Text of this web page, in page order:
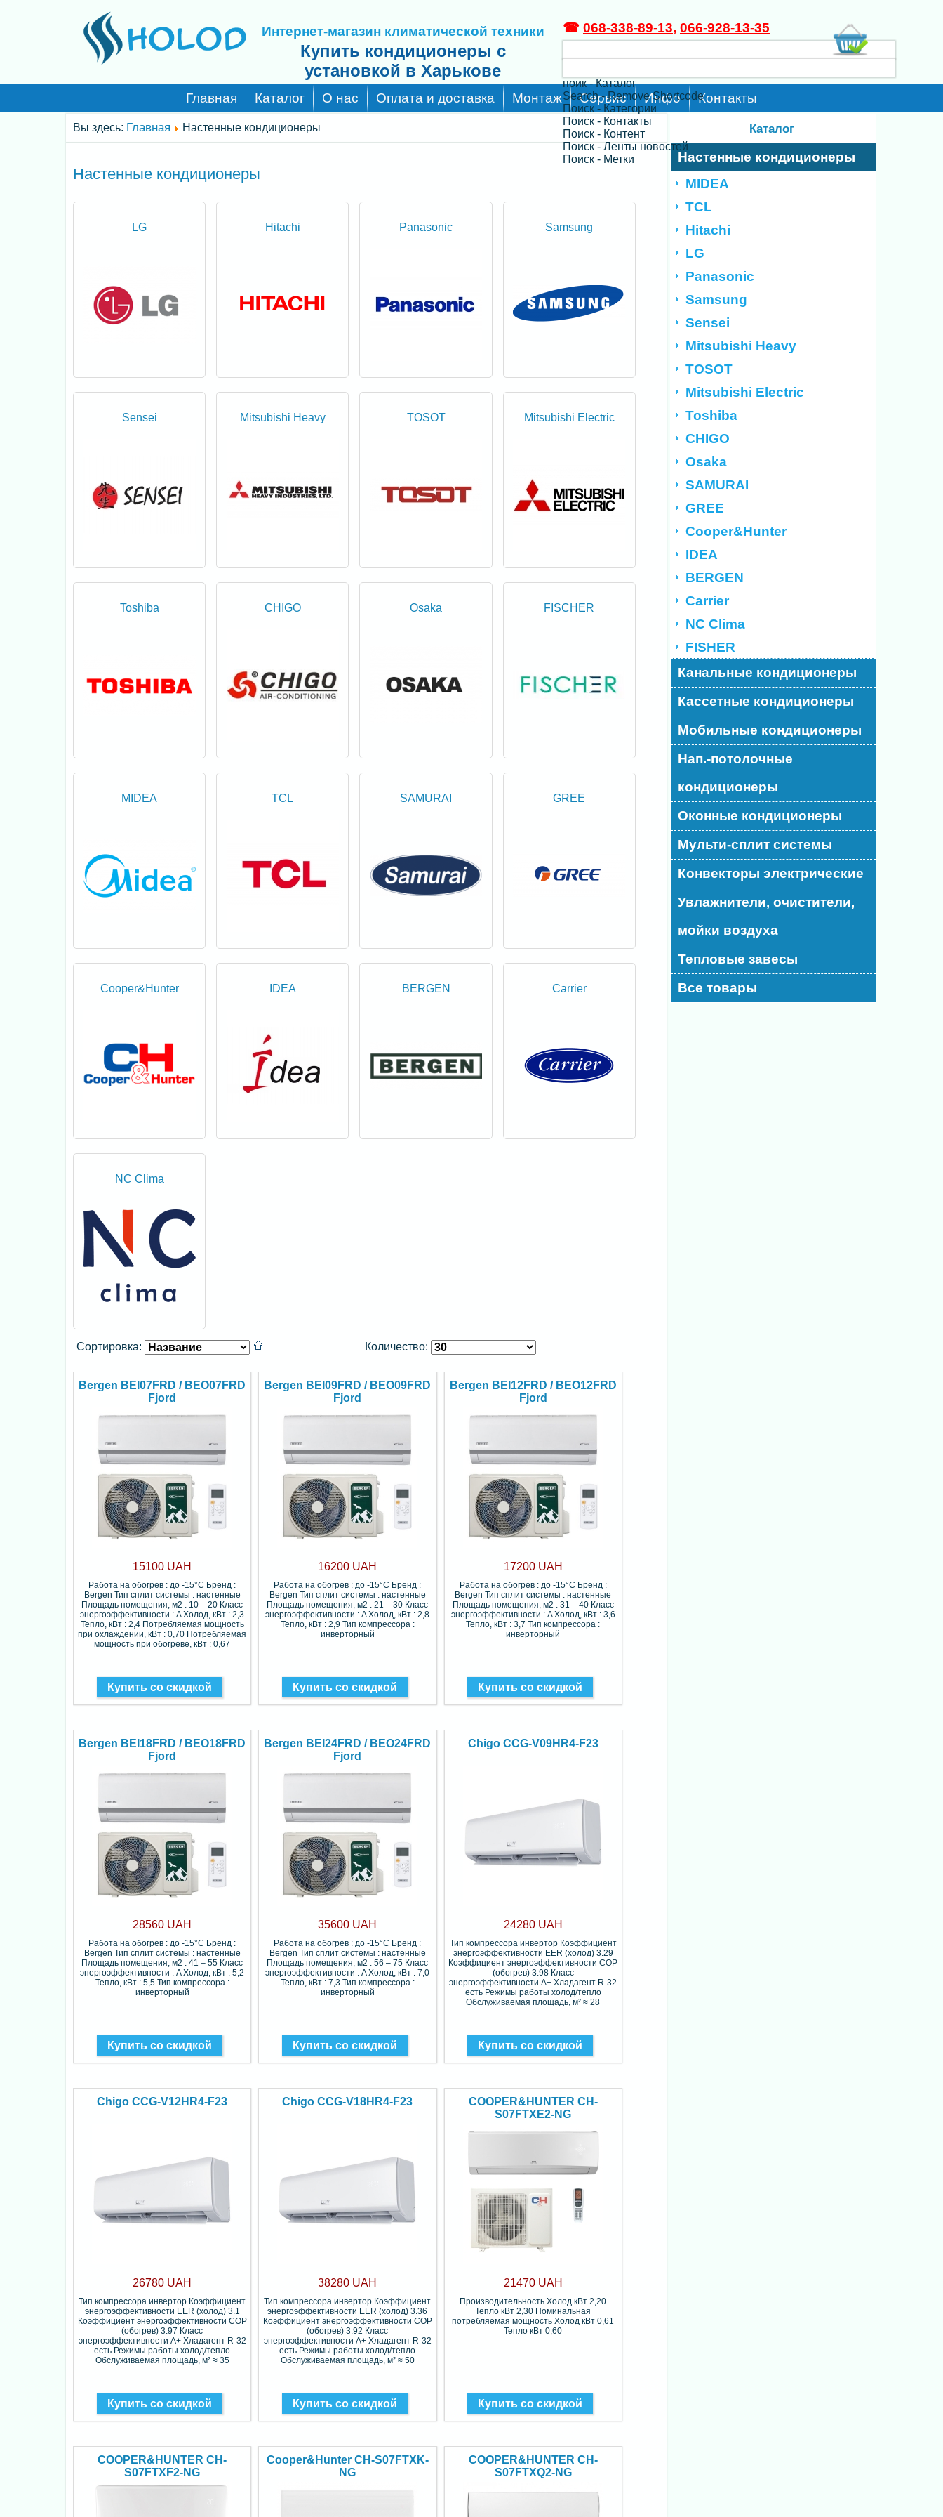
Интернет-магазин климатической техники
Купить кондиционеры с
установкой в Харькове
поик - Каталог
Search - Remove Shortcode
Поиск - Категории
Поиск - Контакты
Поиск - Контент
Поиск - Ленты новостей
Поиск - Метки
☎ 068-338-89-13, 066-928-13-35
Главная Каталог О нас Оплата и доставка Монтаж Сервис Инфо Контакты
Вы здесь: Главная Настенные кондиционеры
Настенные кондиционеры
LG Hitachi Panasonic Samsung
Sensei Mitsubishi Heavy TOSOT Mitsubishi Electric
Toshiba CHIGO Osaka FISCHER
MIDEA TCL SAMURAI GREE
Cooper&Hunter IDEA BERGEN Carrier
NC Clima
Сортировка: Количество:
Bergen BEI07FRD / BEO07FRD
Fjord
15100 UAH
Работа на обогрев : до -15°C Бренд :
Bergen Тип сплит системы : настенные
Площадь помещения, м2 : 10 – 20 Класс
энергоэффективности : A Холод, кВт : 2,3
Тепло, кВт : 2,4 Потребляемая мощность
при охлаждении, кВт : 0,70 Потребляемая
мощность при обогреве, кВт : 0,67
Купить со скидкой
Bergen BEI09FRD / BEO09FRD
Fjord
16200 UAH
Работа на обогрев : до -15°C Бренд :
Bergen Тип сплит системы : настенные
Площадь помещения, м2 : 21 – 30 Класс
энергоэффективности : A Холод, кВт : 2,8
Тепло, кВт : 2,9 Тип компрессора :
инверторный
Купить со скидкой
Bergen BEI12FRD / BEO12FRD
Fjord
17200 UAH
Работа на обогрев : до -15°C Бренд :
Bergen Тип сплит системы : настенные
Площадь помещения, м2 : 31 – 40 Класс
энергоэффективности : A Холод, кВт : 3,6
Тепло, кВт : 3,7 Тип компрессора :
инверторный
Купить со скидкой
Bergen BEI18FRD / BEO18FRD
Fjord
28560 UAH
Работа на обогрев : до -15°C Бренд :
Bergen Тип сплит системы : настенные
Площадь помещения, м2 : 41 – 55 Класс
энергоэффективности : A Холод, кВт : 5,2
Тепло, кВт : 5,5 Тип компрессора :
инверторный
Купить со скидкой
Bergen BEI24FRD / BEO24FRD
Fjord
35600 UAH
Работа на обогрев : до -15°C Бренд :
Bergen Тип сплит системы : настенные
Площадь помещения, м2 : 56 – 75 Класс
энергоэффективности : A Холод, кВт : 7,0
Тепло, кВт : 7,3 Тип компрессора :
инверторный
Купить со скидкой
Chigo CCG-V09HR4-F23
24280 UAH
Тип компрессора инвертор Коэффициент
энергоэффективности EER (холод) 3.29
Коэффициент энергоэффективности COP
(обогрев) 3.98 Класс
энергоэффективности A+ Хладагент R-32
есть Режимы работы холод/тепло
Обслуживаемая площадь, м² ≈ 28
Купить со скидкой
Chigo CCG-V12HR4-F23
26780 UAH
Тип компрессора инвертор Коэффициент
энергоэффективности EER (холод) 3.1
Коэффициент энергоэффективности COP
(обогрев) 3.97 Класс
энергоэффективности A+ Хладагент R-32
есть Режимы работы холод/тепло
Обслуживаемая площадь, м² ≈ 35
Купить со скидкой
Chigo CCG-V18HR4-F23
38280 UAH
Тип компрессора инвертор Коэффициент
энергоэффективности EER (холод) 3.36
Коэффициент энергоэффективности COP
(обогрев) 3.92 Класс
энергоэффективности A+ Хладагент R-32
есть Режимы работы холод/тепло
Обслуживаемая площадь, м² ≈ 50
Купить со скидкой
COOPER&HUNTER CH-
S07FTXE2-NG
21470 UAH
Производительность Холод кВт 2,20
Тепло кВт 2,30 Номинальная
потребляемая мощность Холод кВт 0,61
Тепло кВт 0,60
Купить со скидкой
COOPER&HUNTER CH-
S07FTXF2-NG
Cooper&Hunter CH-S07FTXK-
NG
COOPER&HUNTER CH-
S07FTXQ2-NG
Каталог
Настенные кондиционеры
MIDEA
TCL
Hitachi
LG
Panasonic
Samsung
Sensei
Mitsubishi Heavy
TOSOT
Mitsubishi Electric
Toshiba
CHIGO
Osaka
SAMURAI
GREE
Cooper&Hunter
IDEA
BERGEN
Carrier
NC Clima
FISHER
Канальные кондиционеры
Кассетные кондиционеры
Мобильные кондиционеры
Нап.-потолочные
кондиционеры
Оконные кондиционеры
Мульти-сплит системы
Конвекторы электрические
Увлажнители, очистители,
мойки воздуха
Тепловые завесы
Все товары